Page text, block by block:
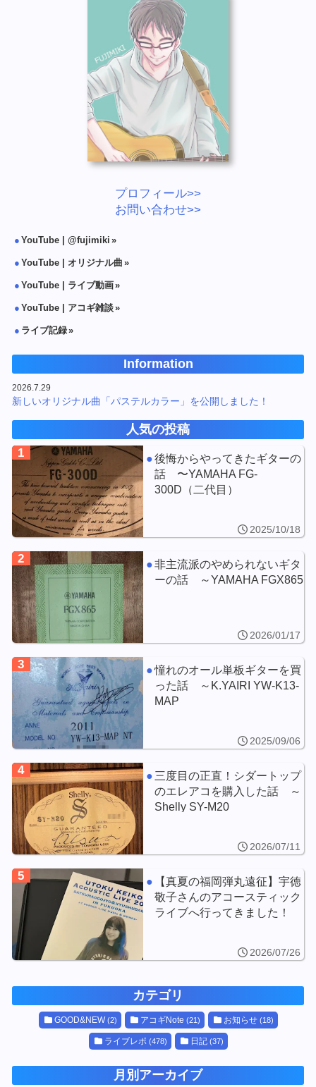
プロフィール>>
お問い合わせ>>
YouTube | @fujimiki
YouTube | オリジナル曲
YouTube | ライブ動画
YouTube | アコギ雑談
ライブ記録
Information
2026.7.29
新しいオリジナル曲「パステルカラー」を公開しました！
人気の投稿
1
後悔からやってきたギターの
話 〜YAMAHA FG-
300D（二代目）
2025/10/18
2
非主流派のやめられないギタ
ーの話 ～YAMAHA FGX865
2026/01/17
3
憧れのオール単板ギターを買
った話 ～K.YAIRI YW-K13-
MAP
2025/09/06
4
三度目の正直！シダートップ
のエレアコを購入した話 ～
Shelly SY-M20
2026/07/11
5
【真夏の福岡弾丸遠征】宇徳
敬子さんのアコースティック
ライブへ行ってきました！
2026/07/26
カテゴリ
GOOD&NEW (2) アコギNote (21) お知らせ (18)
ライブレポ (478) 日記 (37)
月別アーカイブ